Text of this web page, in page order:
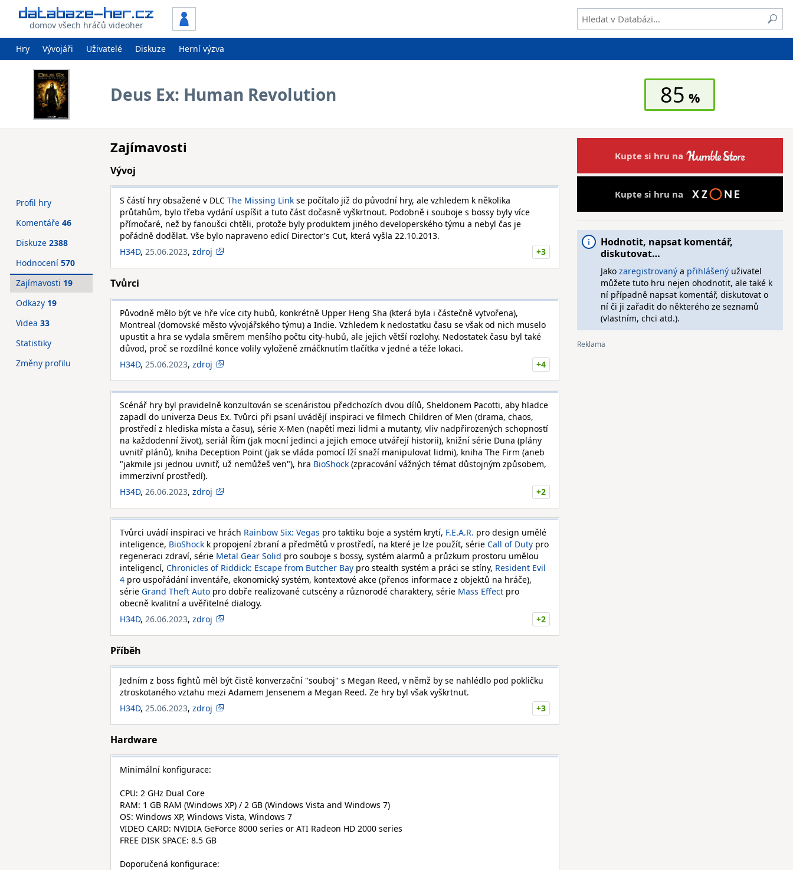
domov všech hráčů videoher
Hry Vývojáři Uživatelé Diskuze Herní výzva
Deus Ex: Human Revolution 85
Zajímavosti
Vývoj
S částí hry obsažené v DLC The Missing Link se počítalo již do původní hry, ale vzhledem k několika
průtahům, bylo třeba vydání uspíšit a tuto část dočasně vyškrtnout. Podobně i souboje s bossy byly více
přímočaré, než by fanoušci chtěli, protože byly produktem jiného developerského týmu a nebyl čas je
pořádně dodělat. Vše bylo napraveno edicí Director's Cut, která vyšla 22.10.2013.
H34D, 25.06.2023, zdroj +3
Tvůrci
Původně mělo být ve hře více city hubů, konkrétně Upper Heng Sha (která byla i částečně vytvořena),
Montreal (domovské město vývojářského týmu) a Indie. Vzhledem k nedostatku času se však od nich muselo
upustit a hra se vydala směrem menšího počtu city-hubů, ale jejich větší rozlohy. Nedostatek času byl také
důvod, proč se rozdílné konce volily vyloženě zmáčknutím tlačítka v jedné a téže lokaci.
H34D, 25.06.2023, zdroj +4
Scénář hry byl pravidelně konzultován se scenáristou předchozích dvou dílů, Sheldonem Pacotti, aby hladce
zapadl do univerza Deus Ex. Tvůrci při psaní uvádějí inspiraci ve filmech Children of Men (drama, chaos,
prostředí z hlediska místa a času), série X-Men (napětí mezi lidmi a mutanty, vliv nadpřirozených schopností
na každodenní život), seriál Řím (jak mocní jedinci a jejich emoce utvářejí historii), knižní série Duna (plány
uvnitř plánů), kniha Deception Point (jak se vláda pomocí lží snaží manipulovat lidmi), kniha The Firm (aneb
"jakmile jsi jednou uvnitř, už nemůžeš ven"), hra BioShock (zpracování vážných témat důstojným způsobem,
immerzivní prostředí).
H34D, 26.06.2023, zdroj +2
Tvůrci uvádí inspiraci ve hrách Rainbow Six: Vegas pro taktiku boje a systém krytí, F.E.A.R. pro design umělé
inteligence, BioShock k propojení zbraní a předmětů v prostředí, na které je lze použít, série Call of Duty pro
regeneraci zdraví, série Metal Gear Solid pro souboje s bossy, systém alarmů a průzkum prostoru umělou
inteligencí, Chronicles of Riddick: Escape from Butcher Bay pro stealth systém a práci se stíny, Resident Evil
4 pro uspořádání inventáře, ekonomický systém, kontextové akce (přenos informace z objektů na hráče),
série Grand Theft Auto pro dobře realizované cutscény a různorodé charaktery, série Mass Effect pro
obecně kvalitní a uvěřitelné dialogy.
H34D, 26.06.2023, zdroj +2
Příběh
Jedním z boss fightů měl být čistě konverzační "souboj" s Megan Reed, v němž by se nahlédlo pod pokličku
ztroskotaného vztahu mezi Adamem Jensenem a Megan Reed. Ze hry byl však vyškrtnut.
H34D, 25.06.2023, zdroj +3
Hardware
Minimální konfigurace:
CPU: 2 GHz Dual Core
RAM: 1 GB RAM (Windows XP) / 2 GB (Windows Vista and Windows 7)
OS: Windows XP, Windows Vista, Windows 7
VIDEO CARD: NVIDIA GeForce 8000 series or ATI Radeon HD 2000 series
FREE DISK SPACE: 8.5 GB
Doporučená konfigurace:
Profil hry
Komentáře 46
Diskuze 2388
Hodnocení 570
Zajímavosti 19
Odkazy 19
Videa 33
Statistiky
Změny profilu
Kupte si hru na
Kupte si hru na
Hodnotit, napsat komentář,
diskutovat…
Jako zaregistrovanýa přihlášenýuživatel
můžete tuto hru nejen ohodnotit, ale také k
ní případně napsat komentář, diskutovat o
ní či ji zařadit do některého ze seznamů
(vlastním, chci atd.).